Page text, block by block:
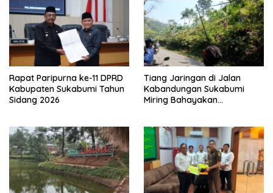
Rapat Paripurna ke-11 DPRD
Kabupaten Sukabumi Tahun
Sidang 2026
Tiang Jaringan di Jalan
Kabandungan Sukabumi
Miring Bahayakan